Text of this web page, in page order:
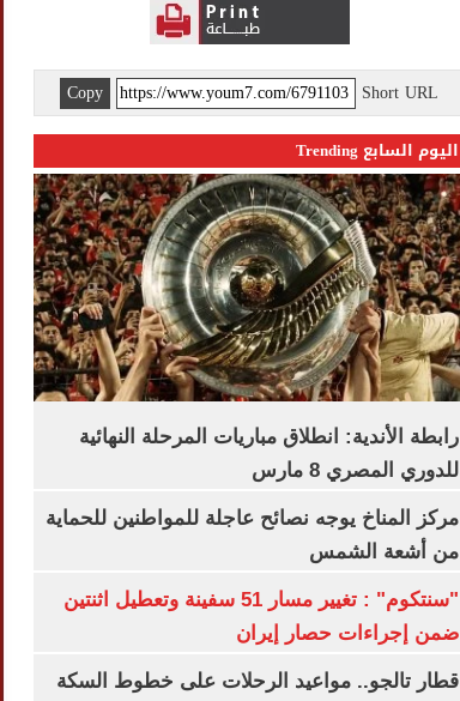
Short URL
Copy
اليوم السابع Trending
رابطة الأندية: انطلاق مباريات المرحلة النهائية
للدوري المصري 8 مارس
مركز المناخ يوجه نصائح عاجلة للمواطنين للحماية
من أشعة الشمس
"سنتكوم" : تغيير مسار 51 سفينة وتعطيل اثنتين
ضمن إجراءات حصار إيران
قطار تالجو.. مواعيد الرحلات على خطوط السكة